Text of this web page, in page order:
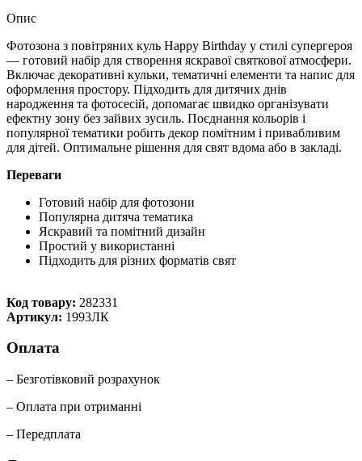
Опис
Фотозона з повітряних куль Happy Birthday у стилі супергероя
— готовий набір для створення яскравої святкової атмосфери.
Включає декоративні кульки, тематичні елементи та напис для
оформлення простору. Підходить для дитячих днів
народження та фотосесій, допомагає швидко організувати
ефектну зону без зайвих зусиль. Поєднання кольорів і
популярної тематики робить декор помітним і привабливим
для дітей. Оптимальне рішення для свят вдома або в закладі.
Переваги
Готовий набір для фотозони
Популярна дитяча тематика
Яскравий та помітний дизайн
Простий у використанні
Підходить для різних форматів свят
Код товару: 282331
Артикул: 1993ЛК
Оплата
– Безготівковий розрахунок
– Оплата при отриманні
– Передплата